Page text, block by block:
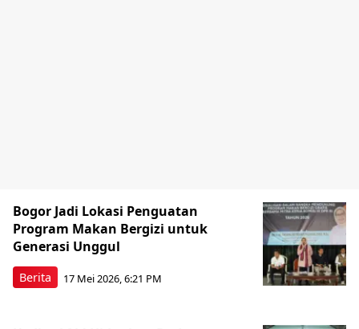
Berita
Bogor Jadi Lokasi Penguatan
Program Makan Bergizi untuk
Generasi Unggul
17 Mei 2026, 6:21 PM